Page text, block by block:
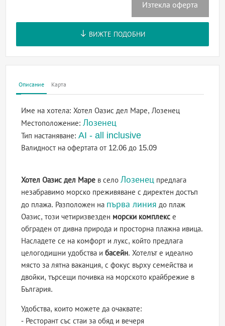
Изтекла оферта
ВИЖТЕ ПОДОБНИ
Описание Карта
Име на хотела: Хотел Оазис дел Маре, Лозенец
Местоположение: Лозенец
Тип настаняване:AI - all inclusive
Валидност на офертатаот 12.06 до 15.09
Хотел Оазис дел Маре в село Лозенец предлага
незабравимо морско преживяване с директен достъп
до плажа. Разположен на първа линия до плаж
Оазис, този четиризвезден морски комплекс е
обграден от дивна природа и просторна плажна ивица.
Насладете се на комфорт и лукс, който предлага
целогодишни удобства ибасейн. Хотелът е идеално
място за лятна ваканция, с фокус върху семейства и
двойки, търсещи почивка на морското крайбрежие в
България.
Удобства, които можете да очаквате:
- Ресторант със стаи за обяд и вечеря